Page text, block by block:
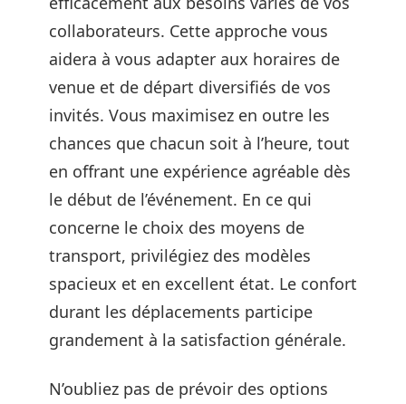
collaborateurs. Cette approche vous
aidera à vous adapter aux horaires de
venue et de départ diversifiés de vos
invités. Vous maximisez en outre les
chances que chacun soit à l’heure, tout
en offrant une expérience agréable dès
le début de l’événement. En ce qui
concerne le choix des moyens de
transport, privilégiez des modèles
spacieux et en excellent état. Le confort
durant les déplacements participe
grandement à la satisfaction générale.
N’oubliez pas de prévoir des options